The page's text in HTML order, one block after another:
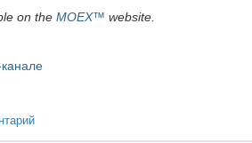
on the MOEX™ website.